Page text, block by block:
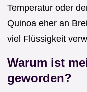
Temperatur oder
Quinoa eher an
viel Flüssigkeit
Warum ist
geworden?